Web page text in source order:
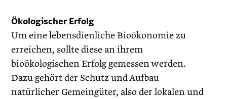
Ökologischer Erfolg
Um eine lebensdienliche Bioökonomie zu
erreichen, sollte diese an ihrem
bioökologischen Erfolg gemessen werden.
Dazu gehört der Schutz und Aufbau
natürlicher Gemeingüter, also der lokalen und